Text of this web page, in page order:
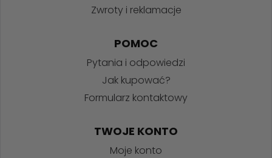
Zwroty i reklamacje
POMOC
Pytania i odpowiedzi
Jak kupować?
Formularz kontaktowy
TWOJE KONTO
Moje konto